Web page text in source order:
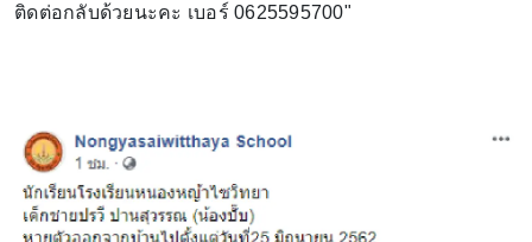
ติดต่อกลับด้วยนะคะ เบอร์ 0625595700"